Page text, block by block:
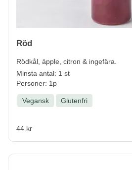
Röd
Rödkål, äpple, citron & ingefära.
Minsta antal: 1 st
Personer: 1p
Vegansk Glutenfri
44 kr